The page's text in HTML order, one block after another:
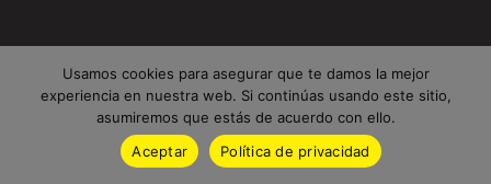
Usamos cookies para asegurar que te damos la mejor
experiencia en nuestra web. Si continúas usando este sitio,
asumiremos que estás de acuerdo con ello.
Aceptar
Política de privacidad